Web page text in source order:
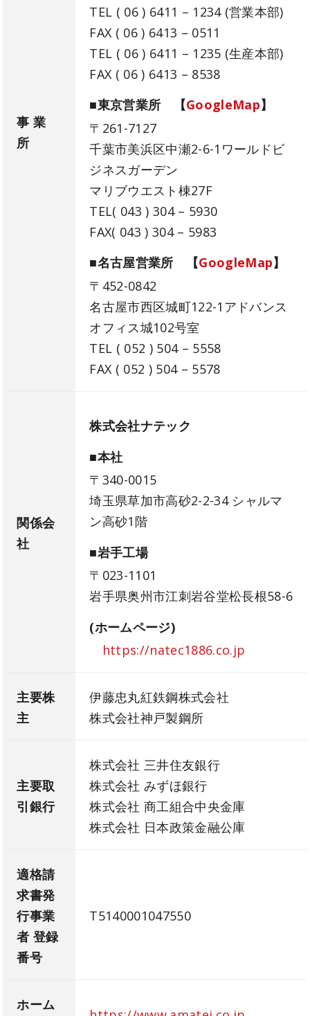
事 業
所
TEL ( 06 ) 6411 – 1234 (営業本部)
FAX ( 06 ) 6413 – 0511
TEL ( 06 ) 6411 – 1235 (生産本部)
FAX ( 06 ) 6413 – 8538
■東京営業所 【GoogleMap】
〒261-7127
千葉市美浜区中瀬2-6-1ワールドビ
ジネスガーデン
マリブウエスト棟27F
TEL( 043 ) 304 – 5930
FAX( 043 ) 304 – 5983
■名古屋営業所 【GoogleMap】
〒452-0842
名古屋市西区城町122-1アドバンス
オフィス城102号室
TEL ( 052 ) 504 – 5558
FAX ( 052 ) 504 – 5578
関係会
社
株式会社ナテック
■本社
〒340-0015
埼玉県草加市高砂2-2-34 シャルマ
ン高砂1階
■岩手工場
〒023-1101
岩手県奥州市江刺岩谷堂松長根58-6
(ホームページ)
https://natec1886.co.jp
主要株
主
伊藤忠丸紅鉄鋼株式会社
株式会社神戸製鋼所
主要取
引銀行
株式会社 三井住友銀行
株式会社 みずほ銀行
株式会社 商工組合中央金庫
株式会社 日本政策金融公庫
適格請
求書発
行事業
者 登録
番号
T5140001047550
ホーム